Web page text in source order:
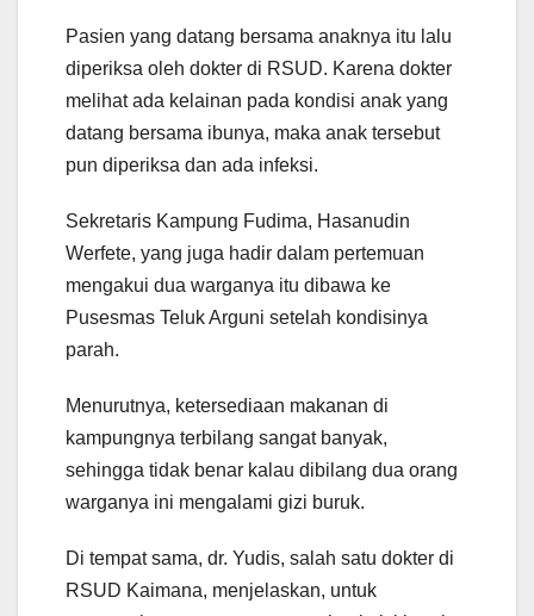
Pasien yang datang bersama anaknya itu lalu
diperiksa oleh dokter di RSUD. Karena dokter
melihat ada kelainan pada kondisi anak yang
datang bersama ibunya, maka anak tersebut
pun diperiksa dan ada infeksi.
Sekretaris Kampung Fudima, Hasanudin
Werfete, yang juga hadir dalam pertemuan
mengakui dua warganya itu dibawa ke
Pusesmas Teluk Arguni setelah kondisinya
parah.
Menurutnya, ketersediaan makanan di
kampungnya terbilang sangat banyak,
sehingga tidak benar kalau dibilang dua orang
warganya ini mengalami gizi buruk.
Di tempat sama, dr. Yudis, salah satu dokter di
RSUD Kaimana, menjelaskan, untuk